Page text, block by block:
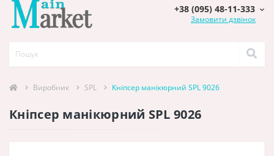
+38 (095) 48-11-333
Замовити дзвінок
Виробник SPL Кніпсер манікюрний SPL 9026
Кніпсер манікюрний SPL 9026